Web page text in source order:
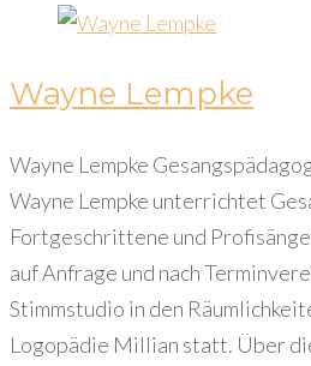
Wayne Lempke
Wayne Lempke
Wayne Lempke unterrichtet
Fortgeschrittene und
auf Anfrage und nach
Stimmstudio in den
Logopädie Millian statt. Über